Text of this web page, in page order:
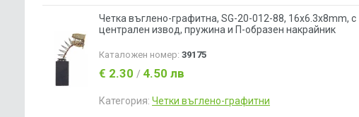
Четка въглено-графитна, SG-20-012-88, 16х6.3x8mm, с
централен извод, пружина и П-образен накрайник
Каталожен номер: 39175
€ 2.30 / 4.50 лв
Категория: Четки въглено-графитни